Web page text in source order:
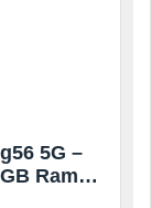
5G –
Ram